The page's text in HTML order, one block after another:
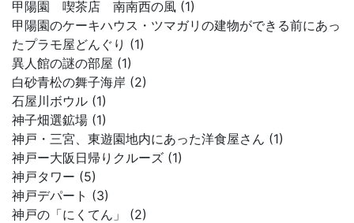
甲陽園 喫茶店 南南西の風 (1)
甲陽園のケーキハウス・ツマガリの建物ができる前にあっ
たプラモ屋どんぐり (1)
異人館の謎の部屋 (1)
白砂青松の舞子海岸 (2)
石屋川ボウル (1)
神子畑選鉱場 (1)
神戸・三宮、東遊園地内にあった洋食屋さん (1)
神戸ー大阪日帰りクルーズ (1)
神戸タワー (5)
神戸デパート (3)
神戸の「にくてん」 (2)